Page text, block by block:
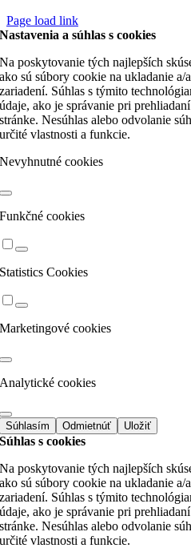
Page load link
Nastavenia a súhlas s cookies
Na poskytovanie tých najlepších
ako sú súbory cookie na ukladanie
zariadení. Súhlas s týmito
údaje, ako je správanie pri
stránke. Nesúhlas alebo odvolanie
určité vlastnosti a funkcie.
Nevyhnutné cookies
Funkčné cookies
Statistics Cookies
Marketingové cookies
Analytické cookies
Súhlasím Odmietnúť Uložiť
Súhlas s cookies
Na poskytovanie tých najlepších
ako sú súbory cookie na ukladanie
zariadení. Súhlas s týmito
údaje, ako je správanie pri
stránke. Nesúhlas alebo odvolanie
určité vlastnosti a funkcie.